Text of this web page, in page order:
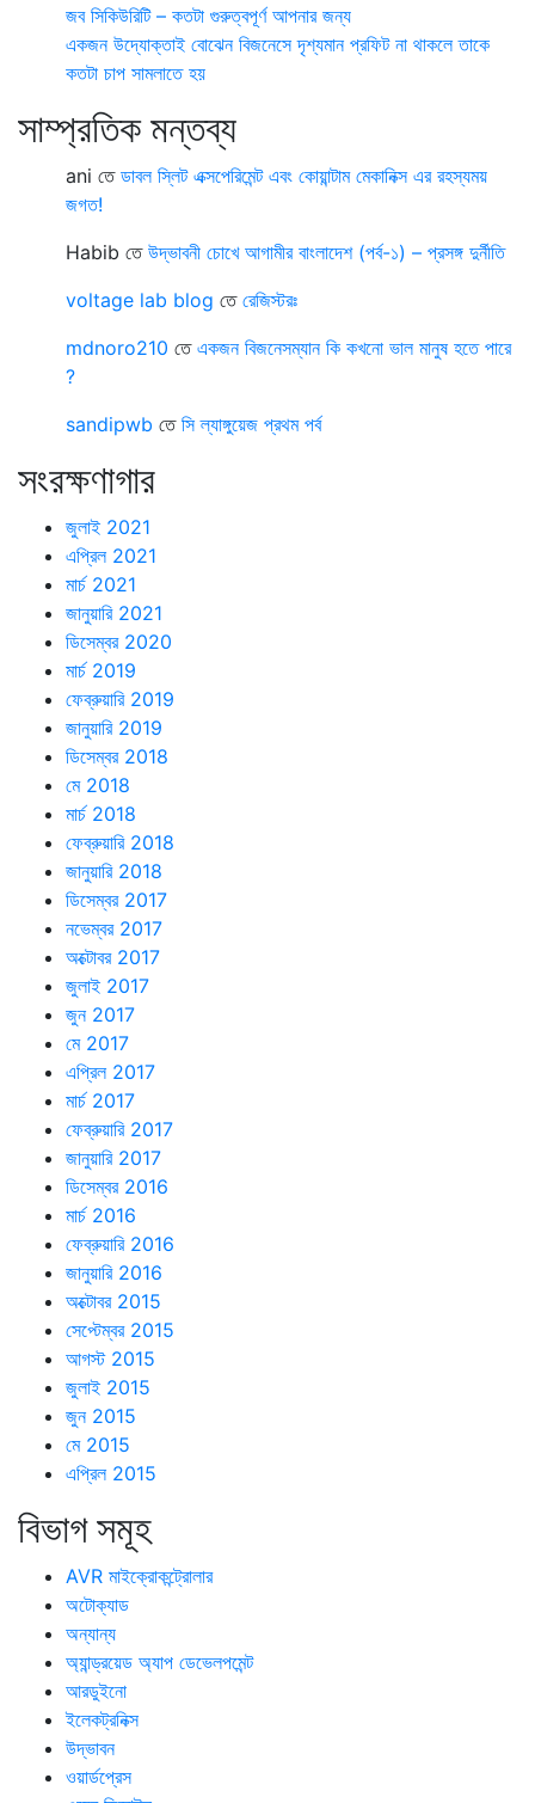
জব সিকিউরিটি – কতটা গুরুত্বপূর্ণ আপনার জন্য
একজন উদ্যোক্তাই বোঝেন বিজনেসে দৃশ্যমান প্রফিট না থাকলে তাকে
কতটা চাপ সামলাতে হয়
সাম্প্রতিক মন্তব্য
ani তে ডাবল স্লিট এক্সপেরিমেন্ট এবং কোয়ান্টাম মেকানিক্স এর রহস্যময়
জগত!
Habib তে উদ্ভাবনী চোখে আগামীর বাংলাদেশ (পর্ব-১) – প্রসঙ্গ দুর্নীতি
voltage lab blog তে রেজিস্টরঃ
mdnoro210 তে একজন বিজনেসম্যান কি কখনো ভাল মানুষ হতে পারে
?
sandipwb তে সি ল্যাঙ্গুয়েজ প্রথম পর্ব
সংরক্ষণাগার
জুলাই 2021
এপ্রিল 2021
মার্চ 2021
জানুয়ারি 2021
ডিসেম্বর 2020
মার্চ 2019
ফেব্রুয়ারি 2019
জানুয়ারি 2019
ডিসেম্বর 2018
মে 2018
মার্চ 2018
ফেব্রুয়ারি 2018
জানুয়ারি 2018
ডিসেম্বর 2017
নভেম্বর 2017
অক্টোবর 2017
জুলাই 2017
জুন 2017
মে 2017
এপ্রিল 2017
মার্চ 2017
ফেব্রুয়ারি 2017
জানুয়ারি 2017
ডিসেম্বর 2016
মার্চ 2016
ফেব্রুয়ারি 2016
জানুয়ারি 2016
অক্টোবর 2015
সেপ্টেম্বর 2015
আগস্ট 2015
জুলাই 2015
জুন 2015
মে 2015
এপ্রিল 2015
বিভাগ সমূহ
AVR মাইক্রোকন্ট্রোলার
অটোক্যাড
অন্যান্য
অ্যান্ড্রয়েড অ্যাপ ডেভেলপমেন্ট
আরডুইনো
ইলেকট্রনিক্স
উদ্ভাবন
ওয়ার্ডপ্রেস